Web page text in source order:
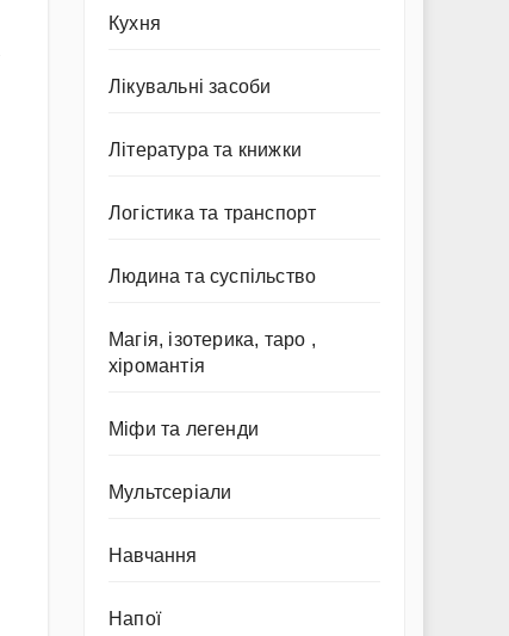
Кухня
Лікувальні засоби
Література та книжки
Логістика та транспорт
Людина та суспільство
Магія, ізотерика, таро ,
хіромантія
Міфи та легенди
Мультсеріали
Навчання
Напої